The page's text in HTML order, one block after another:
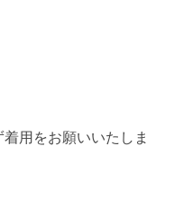
用をお願いいたしま